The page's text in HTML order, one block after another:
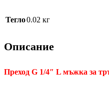
Тегло0.02 кг
Описание
Преход G 1/4″ L мъжка за